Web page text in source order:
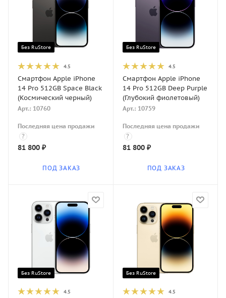
Без RuStore
4.5
Смартфон Apple iPhone
14 Pro 512GB Space Black
(Космический черный)
Арт.: 10760
Последняя цена продажи
?
81 800 ₽
ПОД ЗАКАЗ
Без RuStore
4.5
Смартфон Apple iPhone
14 Pro 512GB Deep Purple
(Глубокий фиолетовый)
Арт.: 10759
Последняя цена продажи
?
81 800₽
ПОД ЗАКАЗ
Без RuStore
4.5
Без RuStore
4.5